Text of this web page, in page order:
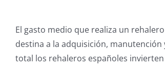
El gasto medio que realiza un
destina a la adquisición,
total los rehaleros españoles